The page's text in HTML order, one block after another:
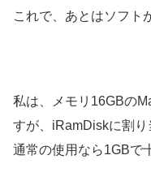
これで、あとはソフト
私は、メモリ16GBの
すが、iRamDiskに割り
通常の使用なら1GBで